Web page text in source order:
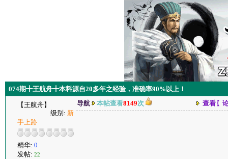
074期╋王航舟╋本料源自20多年之经验，准确率90%以上！
【王航舟】
级别: 新
手上路
精华: 0
发帖: 22
导航 本帖查看8149次 查看〖